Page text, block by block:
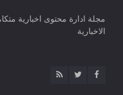
مجلة ادارة محتوى اخبارية
الاخبارية